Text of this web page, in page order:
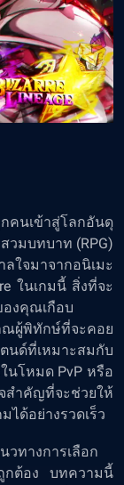
คนเข้าสู่โลกอันดุ
วมบทบาท (RPG)
จมาจากอนิเมะ
ในเกมนี้ สิ่งที่จะ
งคุณเกือบ
ผู้พิทักษ์ที่จะคอย
นด์ที่เหมาะสมกับ
นโหมด PvP หรือ
สำคัญที่จะช่วยให้
ได้อย่างรวดเร็ว
วทางการเลือก
กต้อง บทความนี้